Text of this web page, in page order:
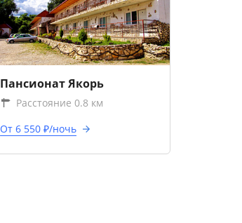
Пансионат Якорь
Расстояние 0.8 км
От 6 550 ₽/ночь